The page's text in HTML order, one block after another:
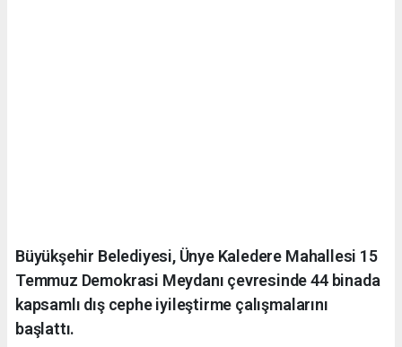
Büyükşehir Belediyesi, Ünye Kaledere Mahallesi 15
Temmuz Demokrasi Meydanı çevresinde 44 binada
kapsamlı dış cephe iyileştirme çalışmalarını
başlattı.